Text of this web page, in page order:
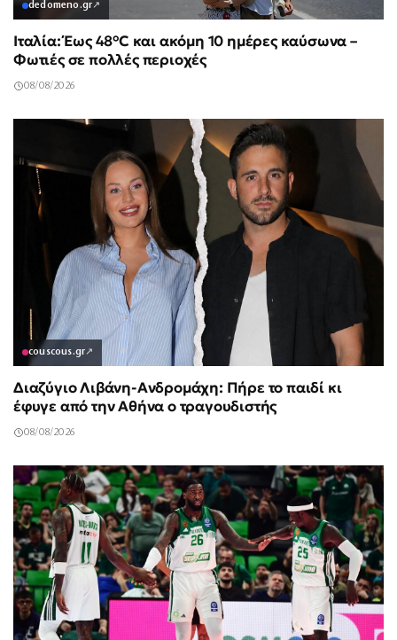
dedomeno.gr↗
Ιταλία: Έως 48°C και ακόμη 10 ημέρες καύσωνα –
Φωτιές σε πολλές περιοχές
08/08/2026
couscous.gr↗
Διαζύγιο Λιβάνη-Ανδρομάχη: Πήρε το παιδί κι
έφυγε από την Αθήνα ο τραγουδιστής
08/08/2026